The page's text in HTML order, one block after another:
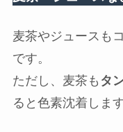
麦茶やジュースも
です。
ただし、麦茶も タ
ると色素沈着します